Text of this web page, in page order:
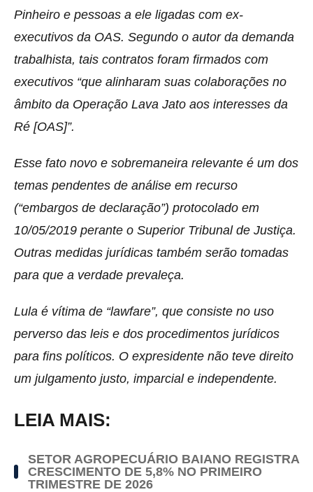
Pinheiro e pessoas a ele ligadas com ex-
executivos da OAS. Segundo o autor da demanda
trabalhista, tais contratos foram firmados com
executivos “que alinharam suas colaborações no
âmbito da Operação Lava Jato aos interesses da
Ré [OAS]”.
Esse fato novo e sobremaneira relevante é um dos
temas pendentes de análise em recurso
(“embargos de declaração”) protocolado em
10/05/2019 perante o Superior Tribunal de Justiça.
Outras medidas jurídicas também serão tomadas
para que a verdade prevaleça.
Lula é vítima de “lawfare”, que consiste no uso
perverso das leis e dos procedimentos jurídicos
para fins políticos. O expresidente não teve direito
um julgamento justo, imparcial e independente.
LEIA MAIS:
SETOR AGROPECUÁRIO BAIANO REGISTRA
CRESCIMENTO DE 5,8% NO PRIMEIRO
TRIMESTRE DE 2026